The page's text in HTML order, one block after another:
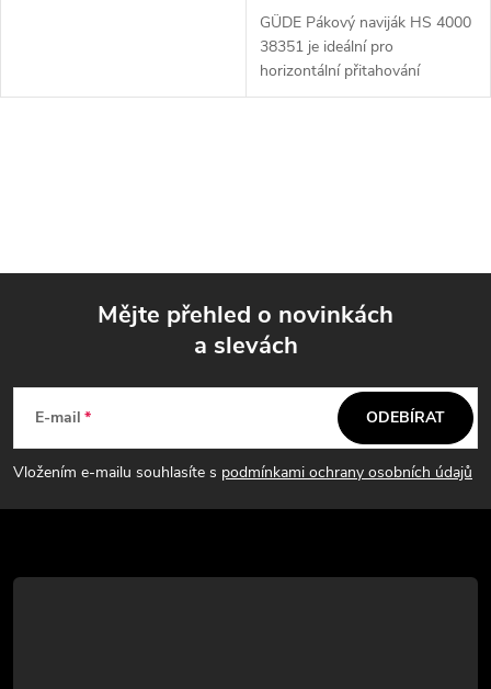
GÜDE Pákový naviják HS 4000
38351 je ideální pro
horizontální přitahování
břemen, napínání plotového
a
í
p
p
t
Mějte přehled o novinkách
a slevách
E-mail
Vložením e-mailu souhlasíte s podmínkami ochrany osobních údajů
ODEBÍRAT